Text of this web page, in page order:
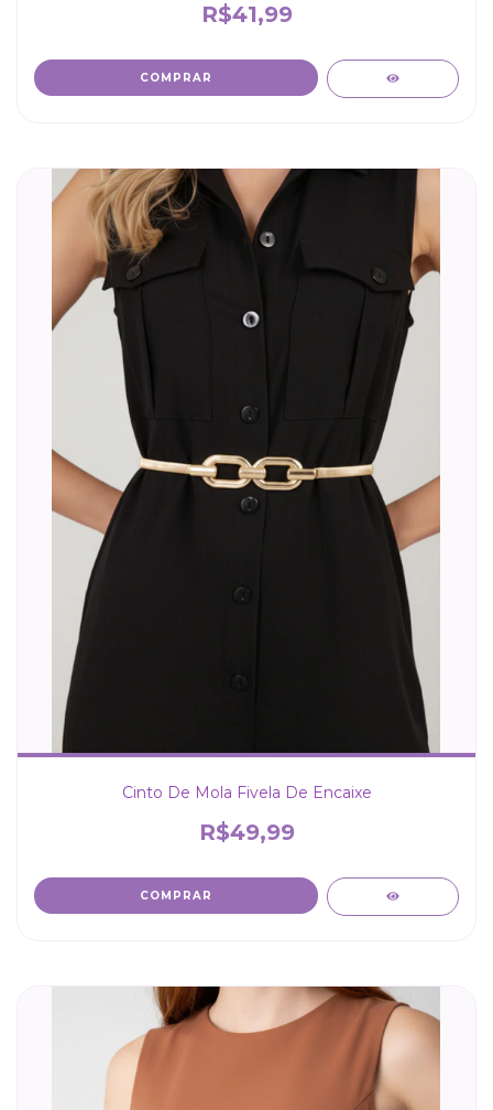
R$41,99
COMPRAR
Cinto De Mola Fivela De Encaixe
R$49,99
COMPRAR